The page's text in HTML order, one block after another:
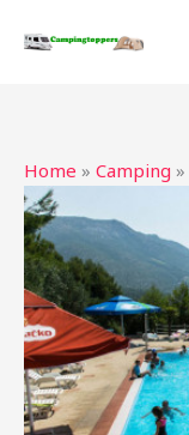
naar
Home » Camping »